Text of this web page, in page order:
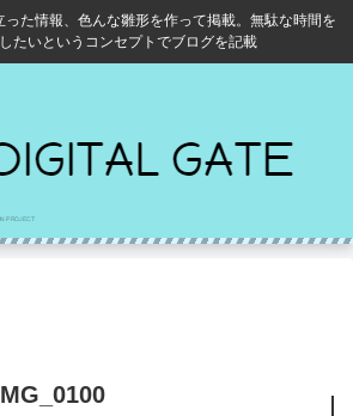
った情報、色んな雛形を作って掲載。無駄な時間を
たいというコンセプトでブログを記載